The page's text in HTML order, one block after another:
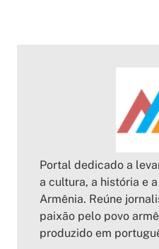
Portal dedicado a
a cultura, a história e
Armênia. Reúne
paixão pelo povo
produzido em